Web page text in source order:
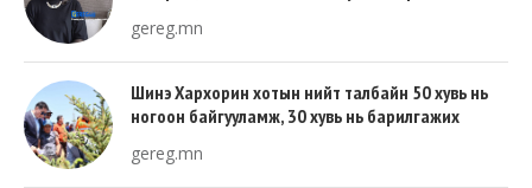
gereg.mn
Шинэ Хархорин хотын нийт талбайн 50 хувь нь
ногоон байгууламж, 30 хувь нь барилгажих
gereg.mn